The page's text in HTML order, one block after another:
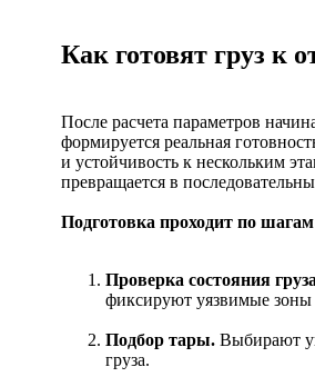
Как готовят груз к
После расчета параметров
формируется реальная
и устойчивость к нескольким
превращается в
Подготовка проходит по
Проверка состояния
фиксируют уязвимые
Подбор тары. Выбирают
груза.